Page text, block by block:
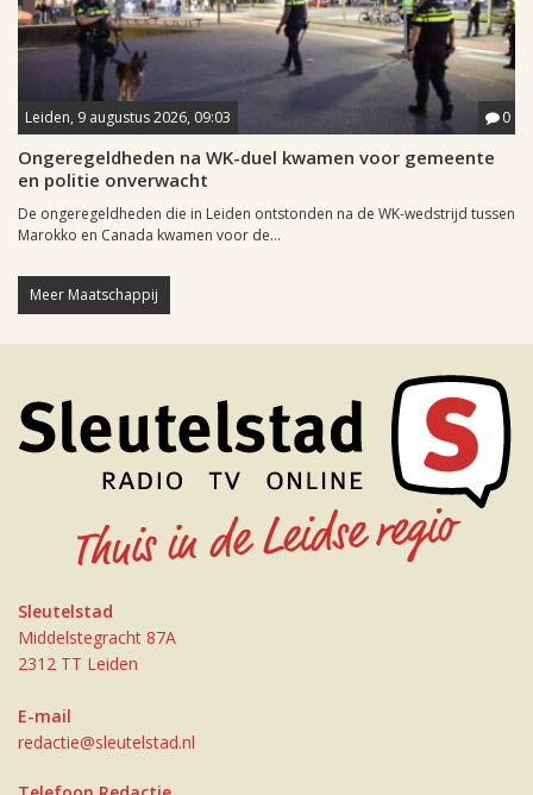
Leiden, 9 augustus 2026, 09:03 0
Ongeregeldheden na WK-duel kwamen voor gemeente
en politie onverwacht
De ongeregeldheden die in Leiden ontstonden na de WK-wedstrijd tussen
Marokko en Canada kwamen voor de...
Meer Maatschappij
Sleutelstad
Middelstegracht 87A
2312 TT Leiden
E-mail
redactie@sleutelstad.nl